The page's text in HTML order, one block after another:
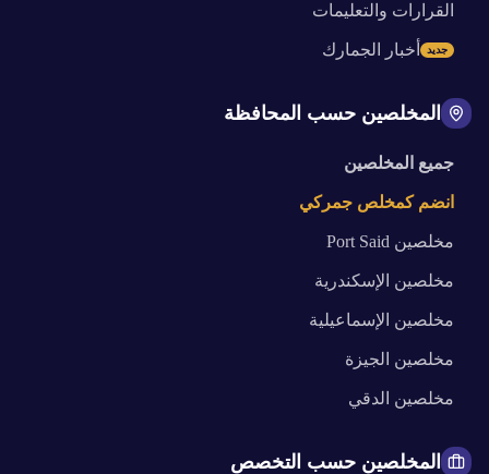
القرارات والتعليمات
أخبار الجمارك جديد
المخلصين حسب المحافظة
جميع المخلصين
انضم كمخلص جمركي
مخلصين Port Said
مخلصين الإسكندرية
مخلصين الإسماعيلية
مخلصين الجيزة
مخلصين الدقي
المخلصين حسب التخصص